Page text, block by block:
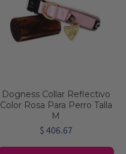
Dogness Collar Reflectivo
Color Rosa Para Perro Talla
M
$ 406.67